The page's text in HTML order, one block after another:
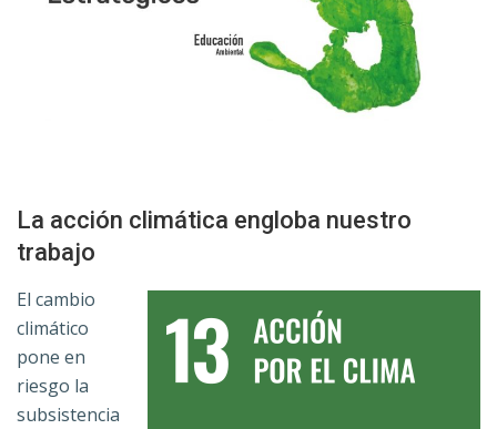
La acción climática engloba nuestro
trabajo
El cambio
climático
pone en
riesgo la
subsistencia